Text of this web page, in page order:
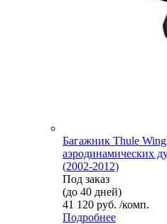
Багажник Thule
аэродинамических
(2002-2012)
Под заказ
(до 40 дней)
41 120 руб. /комп.
Подробнее